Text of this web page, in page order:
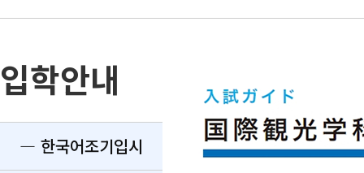
입학안내
― 한국어조기입시